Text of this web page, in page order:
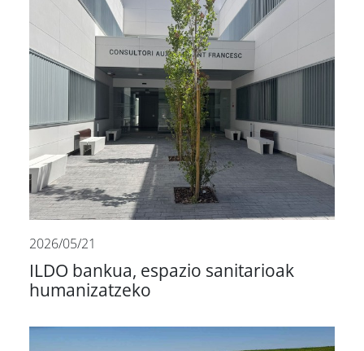
2026/05/21
ILDO bankua, espazio sanitarioak
humanizatzeko